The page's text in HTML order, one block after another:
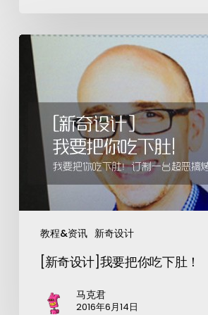
教程&资讯 新奇设计
[新奇设计]我要把你吃下肚！
马克君
2016年6月14日